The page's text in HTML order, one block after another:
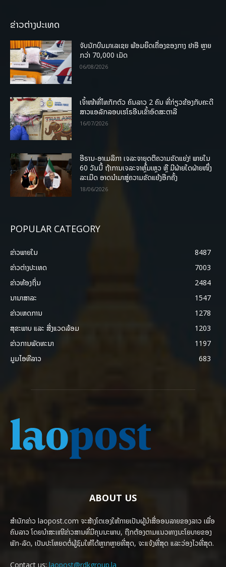
ຂ່າວຕ່າງປະເທດ
ຈັບນັກບິນມາເລເຊຍ ພ້ອມຍຶດເຄື່ອງຂອງກາງ ຢາອີ ຫຼາຍ
ກວ່າ 70,000 ເມັດ
06/08/2026
ເຈົ້າໜ້າທີ່ໄທກັກຕົວ ຄົນລາວ 2 ຄົນ ທີ່ກ່ຽວຂ້ອງກັບຄະດີ
ສາວແອລັກລອບເຮໂຣອີນເຂົ້າອົດສະຕາລີ
16/07/2026
ອີຣານ-ອາເມລິກາ ເຈລະຈາຍຸດຕິຄວາມຂັດແຍ່ງ! ພາຍໃນ
60 ວັນນີ້ ຖ້າການເຈລະຈາຫຼົ້ມເຫຼວ ຫຼື ມີຝ່າຍໃດຝ່າຍໜຶ່ງ
ລະເມີດ ອາດນໍາມາສູ່ຄວາມຂັດແຍ້ງອີກຄັ້ງ
18/06/2026
POPULAR CATEGORY
ຂ່າວພາຍ​ໃນ
8487
ຂ່າວຕ່າງປະເທດ
7003
ຂ່າວທ້ອງຖິ່ນ
2484
ນານາສາລະ
1547
ຂ່າວເຫດການ
1278
ສຸຂະພາບ ແລະ ສີ່ງແວດລ້ອມ
1203
ຂ່າວການພັດທະນາ
1197
ມູມໄອທີລາວ
683
ABOUT US
ສຳນັກຂ່າວ laopost.com ຈະສ້າງໂຕເອງໃຫ້ກາຍເປັນຜູ້ນຳສື່ອອນລາຍຂອງລາວ ເພື່ອ
ຄົນລາວ ໂດຍນຳສະເໜີຂ່າວສານທີ່ມີຄຸນນະພາບ, ຖືກຕ້ອງຕາມແນວທາງນະໂຍບາຍຂອງ
ພັກ-ລັດ, ເປັນປະໂຫຍດຕໍ່ຜູ້ຊົມໃຫ້ໄດ້ຫຼາກຫຼາຍທີ່ສຸດ, ຈະແຈ້ງທີ່ສຸດ ແລະວ່ອງໄວທີ່ສຸດ.
Contact us: laopost@rdkgroup.la